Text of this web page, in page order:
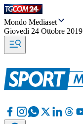
Mondo Mediaset
Giovedì 24 Ottobre 2019